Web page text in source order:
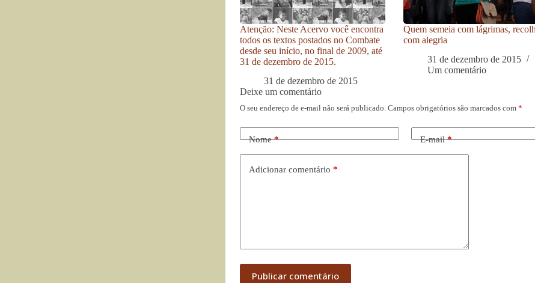
Atenção: Neste Acervo você encontra
todos os textos postados no Combate
desde seu início, no final de 2009, até
31 de dezembro de 2015.
31 de dezembro de 2015
Quem semeia com lágrimas,
com alegria
31 de dezembro de 2015
Um comentário
Deixe um comentário
O seu endereço de e-mail não será publicado. Campos obrigatórios são marcados com *
Nome* E-mail*
Adicionar comentário *
Publicar comentário